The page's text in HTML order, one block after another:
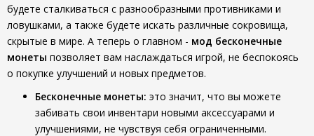
будете сталкиваться с разнообразными противниками и
ловушками, а также будете искать различные сокровища,
скрытые в мире. А теперь о главном - мод бесконечные
монеты позволяет вам наслаждаться игрой, не беспокоясь
о покупке улучшений и новых предметов.
Бесконечные монеты: это значит, что вы можете
забивать свои инвентари новыми аксессуарами и
улучшениями, не чувствуя себя ограниченными.